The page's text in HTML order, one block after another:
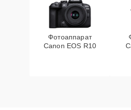
Фотоаппарат
Canon EOS R10